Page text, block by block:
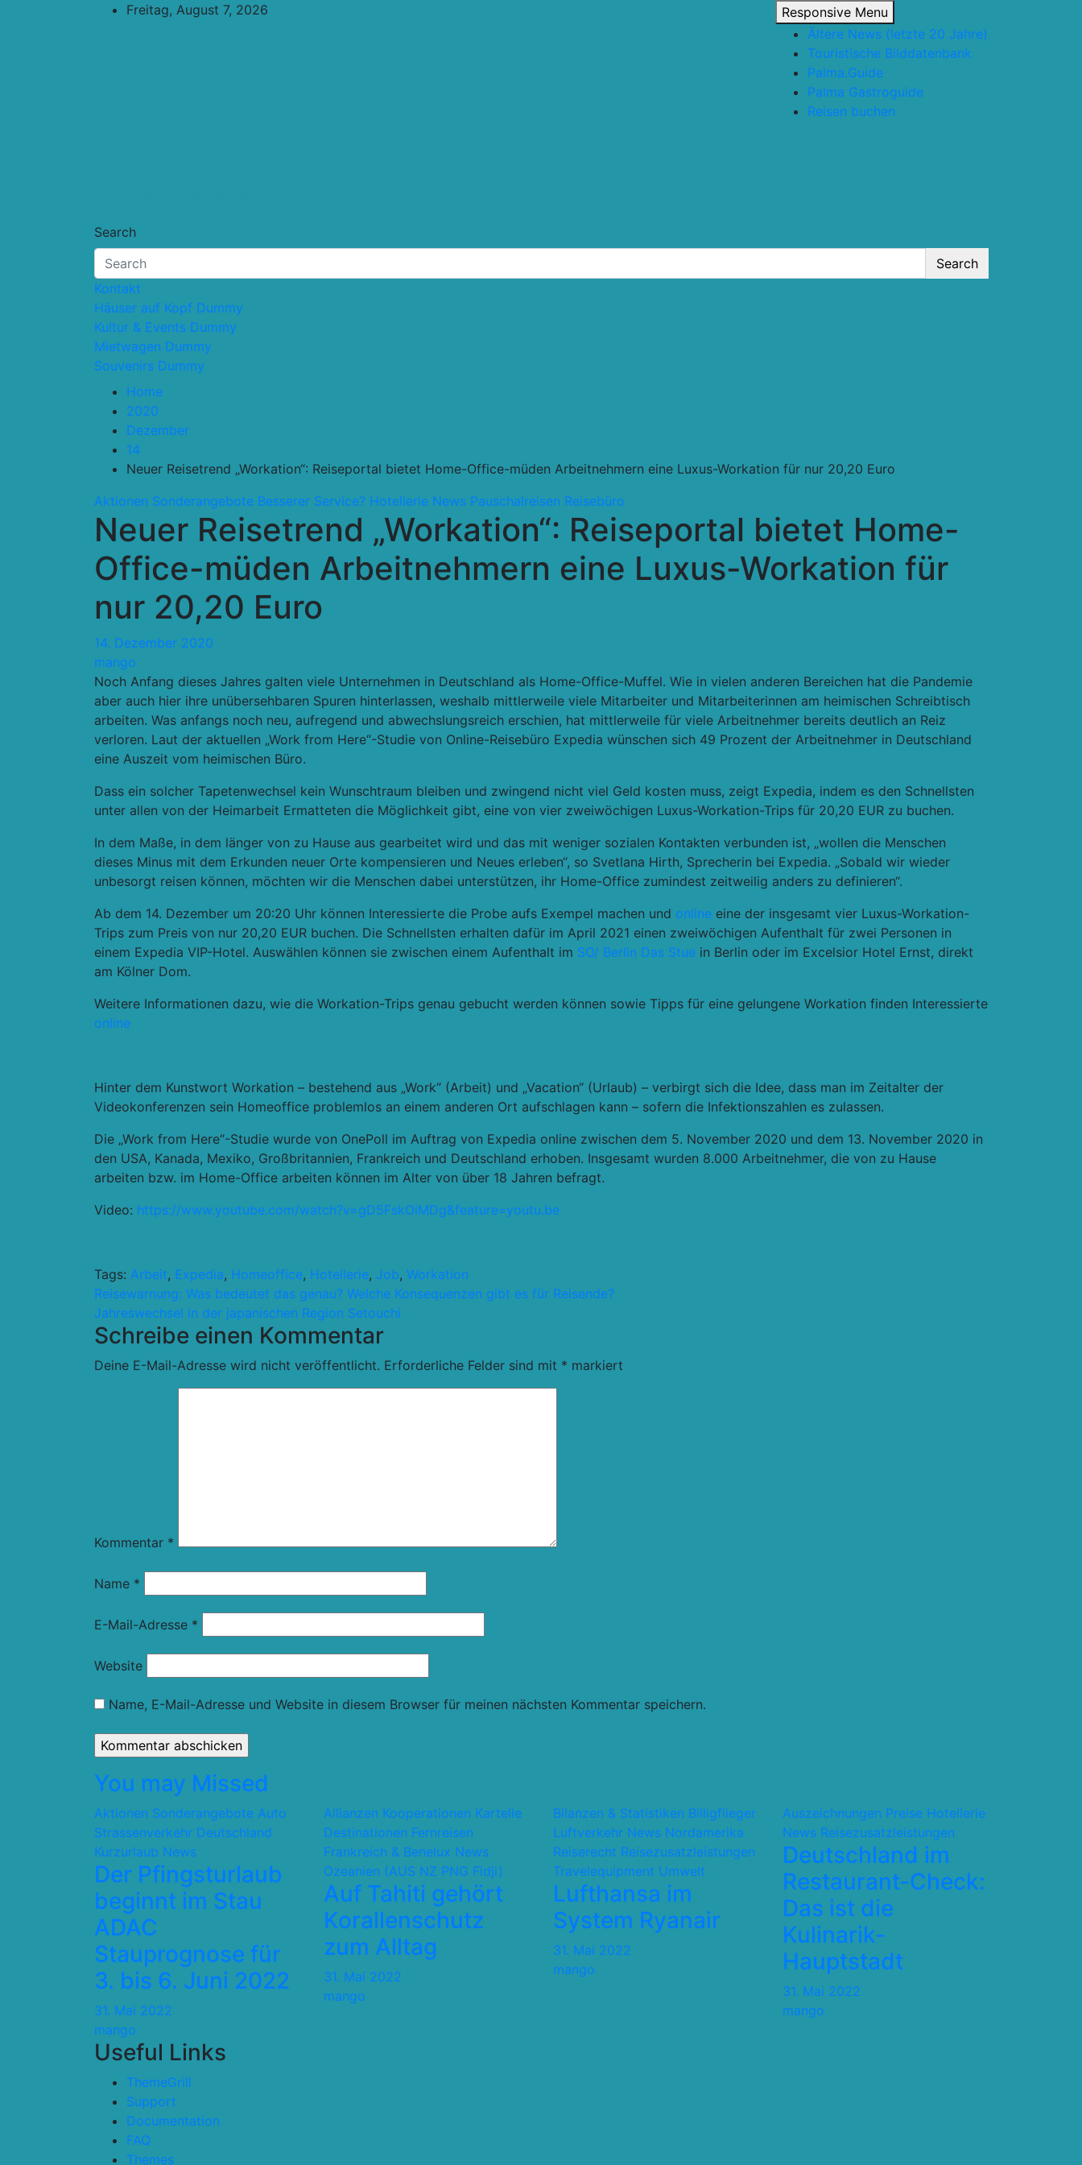
Freitag, August 7, 2026
Responsive Menu
Ältere News (letzte 20 Jahre)
Touristische Bilddatenbank
Palma.Guide
Palma Gastroguide
Reisen buchen
Search
Search
Kontakt
Häuser auf Kopf Dummy
Kultur & Events Dummy
Mietwagen Dummy
Souvenirs Dummy
Home
2020
Dezember
14
Neuer Reisetrend „Workation“: Reiseportal bietet Home-Office-müden Arbeitnehmern eine Luxus-Workation für nur 20,20 Euro
Aktionen Sonderangebote Besserer Service? Hotellerie News Pauschalreisen Reisebüro
Neuer Reisetrend „Workation“: Reiseportal bietet Home-
Office-müden Arbeitnehmern eine Luxus-Workation für
nur 20,20 Euro
14. Dezember 2020
mango
Noch Anfang dieses Jahres galten viele Unternehmen in Deutschland als Home-Office-Muffel. Wie in vielen anderen Bereichen hat die Pandemie
aber auch hier ihre unübersehbaren Spuren hinterlassen, weshalb mittlerweile viele Mitarbeiter und Mitarbeiterinnen am heimischen Schreibtisch
arbeiten. Was anfangs noch neu, aufregend und abwechslungsreich erschien, hat mittlerweile für viele Arbeitnehmer bereits deutlich an Reiz
verloren. Laut der aktuellen „Work from Here“-Studie von Online-Reisebüro Expedia wünschen sich 49 Prozent der Arbeitnehmer in Deutschland
eine Auszeit vom heimischen Büro.
Dass ein solcher Tapetenwechsel kein Wunschtraum bleiben und zwingend nicht viel Geld kosten muss, zeigt Expedia, indem es den Schnellsten
unter allen von der Heimarbeit Ermatteten die Möglichkeit gibt, eine von vier zweiwöchigen Luxus-Workation-Trips für 20,20 EUR zu buchen.
In dem Maße, in dem länger von zu Hause aus gearbeitet wird und das mit weniger sozialen Kontakten verbunden ist, „wollen die Menschen
dieses Minus mit dem Erkunden neuer Orte kompensieren und Neues erleben“, so Svetlana Hirth, Sprecherin bei Expedia. „Sobald wir wieder
unbesorgt reisen können, möchten wir die Menschen dabei unterstützen, ihr Home-Office zumindest zeitweilig anders zu definieren“.
Ab dem 14. Dezember um 20:20 Uhr können Interessierte die Probe aufs Exempel machen und online eine der insgesamt vier Luxus-Workation-
Trips zum Preis von nur 20,20 EUR buchen. Die Schnellsten erhalten dafür im April 2021 einen zweiwöchigen Aufenthalt für zwei Personen in
einem Expedia VIP-Hotel. Auswählen können sie zwischen einem Aufenthalt im SO/ Berlin Das Stue in Berlin oder im Excelsior Hotel Ernst, direkt
am Kölner Dom.
Weitere Informationen dazu, wie die Workation-Trips genau gebucht werden können sowie Tipps für eine gelungene Workation finden Interessierte
online
Hinter dem Kunstwort Workation – bestehend aus „Work“ (Arbeit) und „Vacation“ (Urlaub) – verbirgt sich die Idee, dass man im Zeitalter der
Videokonferenzen sein Homeoffice problemlos an einem anderen Ort aufschlagen kann – sofern die Infektionszahlen es zulassen.
Die „Work from Here“-Studie wurde von OnePoll im Auftrag von Expedia online zwischen dem 5. November 2020 und dem 13. November 2020 in
den USA, Kanada, Mexiko, Großbritannien, Frankreich und Deutschland erhoben. Insgesamt wurden 8.000 Arbeitnehmer, die von zu Hause
arbeiten bzw. im Home-Office arbeiten können im Alter von über 18 Jahren befragt.
Video: https://www.youtube.com/watch?v=gD5FskOiMDg&feature=youtu.be
Tags: Arbeit, Expedia, Homeoffice, Hotellerie, Job, Workation
Beitragsnavigation
Reisewarnung: Was bedeutet das genau? Welche Konsequenzen gibt es für Reisende?
Jahreswechsel in der japanischen Region Setouchi
Schreibe einen Kommentar
Deine E-Mail-Adresse wird nicht veröffentlicht. Erforderliche Felder sind mit * markiert
Kommentar *
Name *
E-Mail-Adresse *
Website
Name, E-Mail-Adresse und Website in diesem Browser für meinen nächsten Kommentar speichern.
You may Missed
Aktionen Sonderangebote Auto
Strassenverkehr Deutschland
Kurzurlaub News
Der Pfingsturlaub
beginnt im Stau
ADAC
Stauprognose für
3. bis 6. Juni 2022
31. Mai 2022
mango
Allianzen Kooperationen Kartelle
Destinationen Fernreisen
Frankreich & Benelux News
Ozeanien (AUS NZ PNG Fidji)
Auf Tahiti gehört
Korallenschutz
zum Alltag
31. Mai 2022
mango
Bilanzen & Statistiken Billigflieger
Luftverkehr News Nordamerika
Reiserecht Reisezusatzleistungen
Travelequipment Umwelt
Lufthansa im
System Ryanair
31. Mai 2022
mango
Auszeichnungen Preise Hotellerie
News Reisezusatzleistungen
Deutschland im
Restaurant-Check:
Das ist die
Kulinarik-
Hauptstadt
31. Mai 2022
mango
Useful Links
ThemeGrill
Support
Documentation
FAQ
Themes